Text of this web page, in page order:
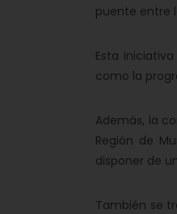
puente entre
Esta
como la
Además, la
Región de
disponer de
También se